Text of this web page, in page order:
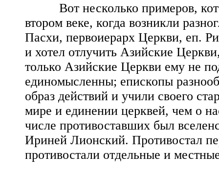
Вот несколько примеров,
втором веке, когда возникли
Пасхи, первоиерарх Церкви, еп.
и хотел отлучить Азийские
только Азийские Церкви ему не
единомысленны; епископы
образ действий и учили своего
мире и единении церквей, чем о
числе противоставших был
Ириней Лионский. Противостал
противостали отдельные и